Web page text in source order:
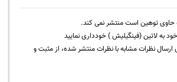
حاوی توهین است منتشر نمی کند.
به لاتین (فینگیلیش ) خودداری نمایید
نظرات مشابه با نظرات منتشر شده، از مثبت و